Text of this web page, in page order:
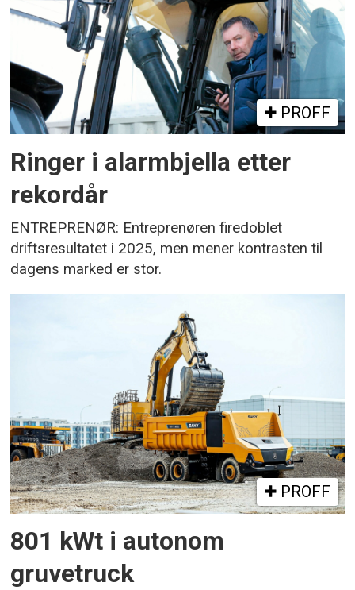
PROFF
Ringer i alarmbjella etter
rekordår
ENTREPRENØR: Entreprenøren firedoblet
driftsresultatet i 2025, men mener kontrasten til
dagens marked er stor.
PROFF
801 kWt i autonom
gruvetruck